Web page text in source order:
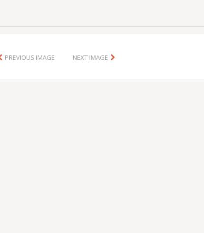
PREVIOUS IMAGE NEXT IMAGE